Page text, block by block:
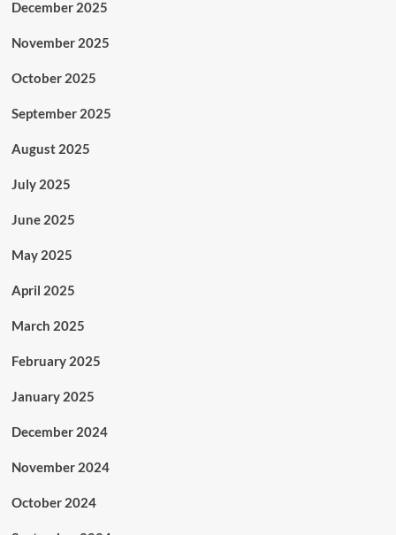
December 2025
November 2025
October 2025
September 2025
August 2025
July 2025
June 2025
May 2025
April 2025
March 2025
February 2025
January 2025
December 2024
November 2024
October 2024